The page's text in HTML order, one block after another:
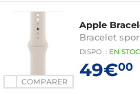
COMPARER
Apple
Bracelet
DISPO : EN
49€00